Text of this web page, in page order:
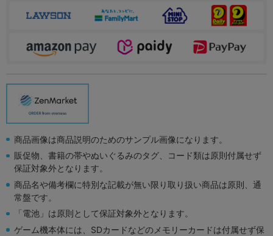
商品画像は商品説明のためのサンプル画像になります。
販促物、書籍の帯やぬいぐるみのタグ、コード類は原則付属せず
保証対象外となります。
商品名や備考欄に特別な記載が無い限り取り扱い商品は原則、通
常盤です。
「電池」は原則として保証対象外となります。
ゲーム機本体には、SDカードなどのメモリーカードは付属せず保